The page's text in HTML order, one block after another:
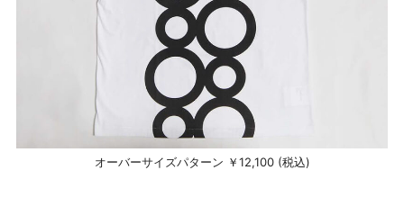
オーバーサイズパターン ￥12,100 (税込)